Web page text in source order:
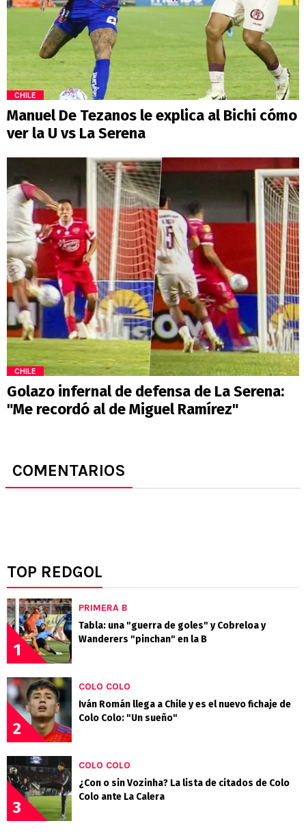
CHILE
Manuel De Tezanos le explica al Bichi cómo
ver la U vs La Serena
CHILE
Golazo infernal de defensa de La Serena:
"Me recordó al de Miguel Ramírez"
COMENTARIOS
TOP REDGOL
1
PRIMERA B
Tabla: una "guerra de goles" y Cobreloa y
Wanderers "pinchan" en la B
2
COLO COLO
Iván Román llega a Chile y es el nuevo fichaje de
Colo Colo: "Un sueño"
3
COLO COLO
¿Con o sin Vozinha? La lista de citados de Colo
Colo ante La Calera